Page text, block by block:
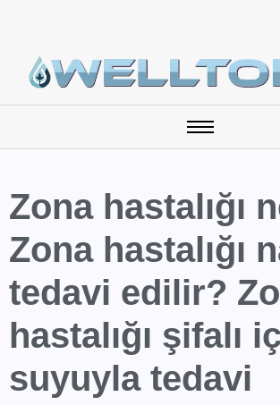
Zona hastalığı
Zona hastalığı
tedavi edilir?
hastalığı şifalı
suyuyla tedavi